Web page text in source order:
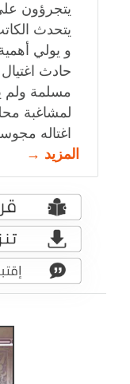
يتجرؤون
يتحدث
و يولي
حادث
مسلمة ولم
لمشاغبة
اغتاله
المزيد →